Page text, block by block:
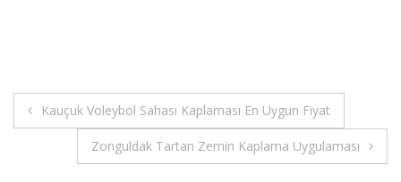
Yazı
gezinmesi
Kauçuk Voleybol Sahası Kaplaması En Uygun Fiyat
Zonguldak Tartan Zemin Kaplama Uygulaması